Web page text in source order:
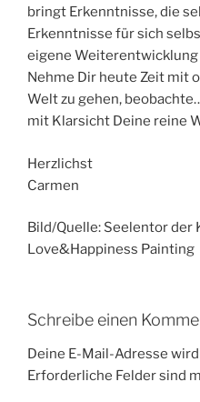
bringt Erkenntnisse, die
Erkenntnisse für sich
eigene Weiterentwicklung
Nehme Dir heute Zeit mit
Welt zu gehen,
mit Klarsicht Deine reine
Herzlichst
Carmen
Bild/Quelle: Seelentor
Love&Happiness Painting
Schreibe einen
Deine E-Mail-Adresse
Erforderliche Felder sind